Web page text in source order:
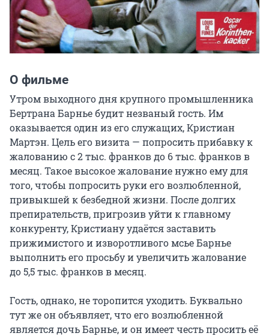
О фильме
Утром выходного дня крупного промышленника
Бертрана Барнье будит незваный гость. Им
оказывается один из его служащих, Кристиан
Мартэн. Цель его визита — попросить прибавку к
жалованию с 2 тыс. франков до 6 тыс. франков в
месяц. Такое высокое жалование нужно ему для
того, чтобы попросить руки его возлюбленной,
привыкшей к безбедной жизни. После долгих
препирательств, пригрозив уйти к главному
конкуренту, Кристиану удаётся заставить
прижимистого и изворотливого мсье Барнье
выполнить его просьбу и увеличить жалование
до 5,5 тыс. франков в месяц.
Гость, однако, не торопится уходить. Буквально
тут же он объявляет, что его возлюбленной
является дочь Барнье, и он имеет честь просить её